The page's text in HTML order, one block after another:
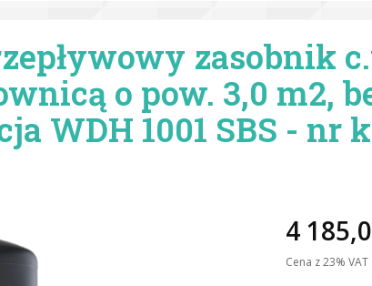
zasobnik
o pow. 3,0 m2,
WDH 1001 SBS - nr
4
Cena z 23% VAT